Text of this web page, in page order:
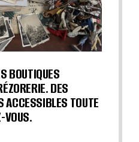
BOUTIQUES
DES
ACCESSIBLES TOUTE
VOUS.